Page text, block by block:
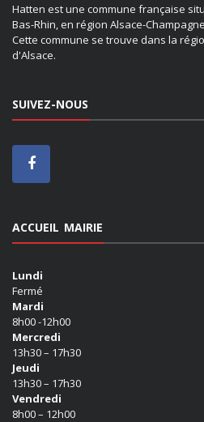
Hatten est une commune française
Bas-Rhin, en région Alsace-
Cette commune se trouve dans la
d'Alsace.
SUIVEZ-NOUS
ACCUEIL MAIRIE
Lundi
Fermé
Mardi
8h00 -12h00
Mercredi
13h30 – 17h30
Jeudi
13h30 – 17h30
Vendredi
8h00 – 12h00